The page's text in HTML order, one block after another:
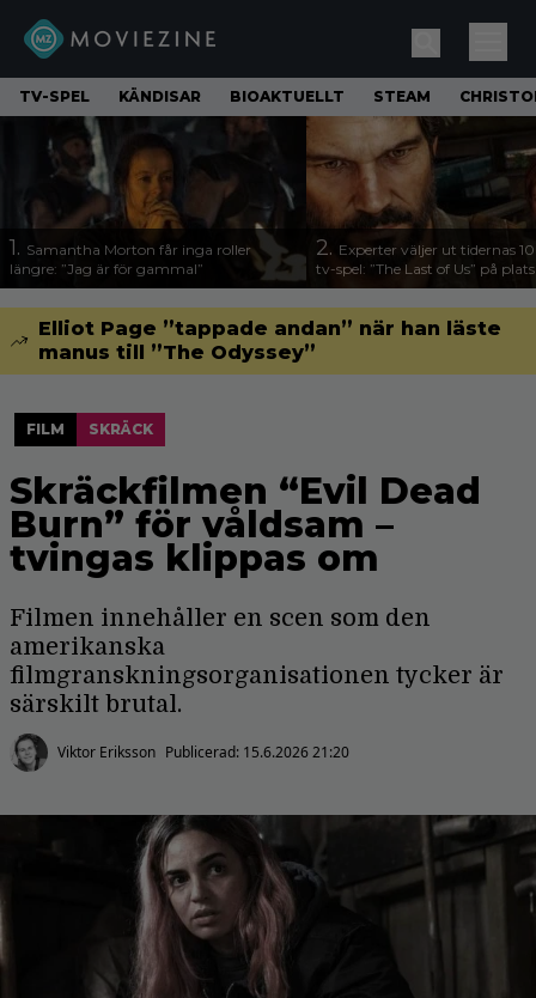
TV-SPEL KÄNDISAR BIOAKTUELLT STEAM
1. Samantha Morton får inga roller
längre: ”Jag är för gammal”
2. Experter väljer ut tidernas
tv-spel: ”The Last of Us” på
Elliot Page ”tappade andan” när han läste
manus till ”The Odyssey”
FILM SKRÄCK
Skräckfilmen “Evil Dead
Burn” för våldsam –
tvingas klippas om
Filmen innehåller en scen som den
amerikanska
filmgranskningsorganisationen tycker är
särskilt brutal.
Viktor Eriksson Publicerad: 15.6.2026 21:20